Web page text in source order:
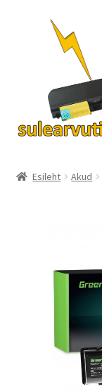
navigeerimisele
Kontakt
Esileht Akud